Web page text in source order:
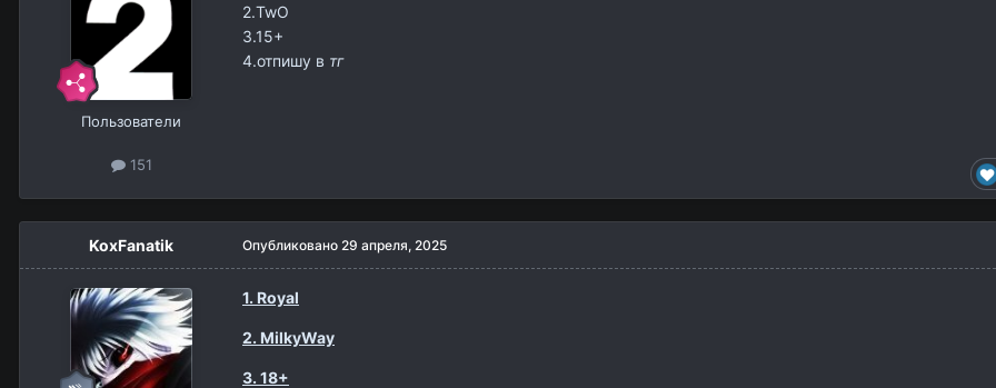
Пользователи
151
2.TwO
3.15+
4.отпишу в тг
KoxFanatik Опубликовано 29 апреля, 2025
1. Royal
2. MilkyWay
3. 18+